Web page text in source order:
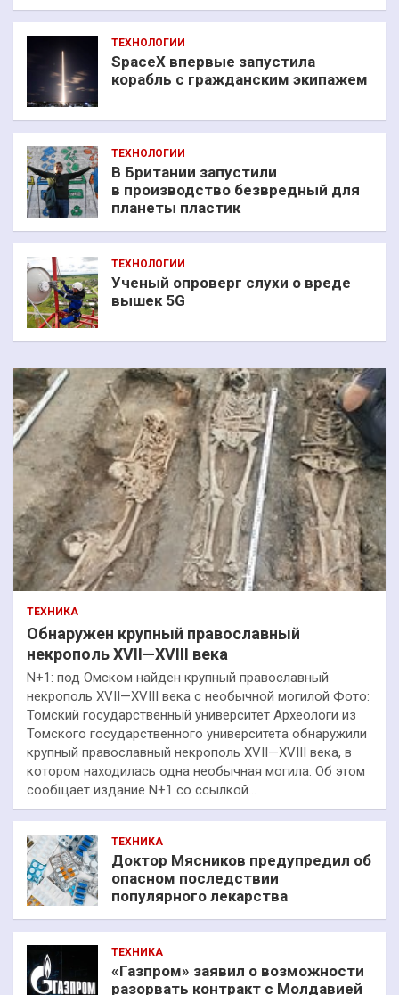
ТЕХНОЛОГИИ
SpaceX впервые запустила
корабль с гражданским экипажем
ТЕХНОЛОГИИ
В Британии запустили
в производство безвредный для
планеты пластик
ТЕХНОЛОГИИ
Ученый опроверг слухи о вреде
вышек 5G
ТЕХНИКА
Обнаружен крупный православный
некрополь XVII—XVIII века
N+1: под Омском найден крупный православный
некрополь XVII—XVIII века с необычной могилой Фото:
Томский государственный университет Археологи из
Томского государственного университета обнаружили
крупный православный некрополь XVII—XVIII века, в
котором находилась одна необычная могила. Об этом
сообщает издание N+1 со ссылкой…
ТЕХНИКА
Доктор Мясников предупредил об
опасном последствии
популярного лекарства
ТЕХНИКА
«Газпром» заявил о возможности
разорвать контракт с Молдавией